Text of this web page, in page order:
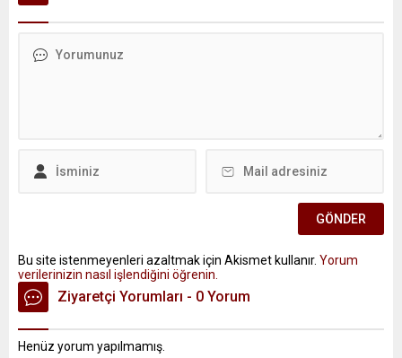
Bu site istenmeyenleri azaltmak için Akismet kullanır. Yorum
verilerinizin nasıl işlendiğini öğrenin.
Ziyaretçi Yorumları - 0 Yorum
Henüz yorum yapılmamış.